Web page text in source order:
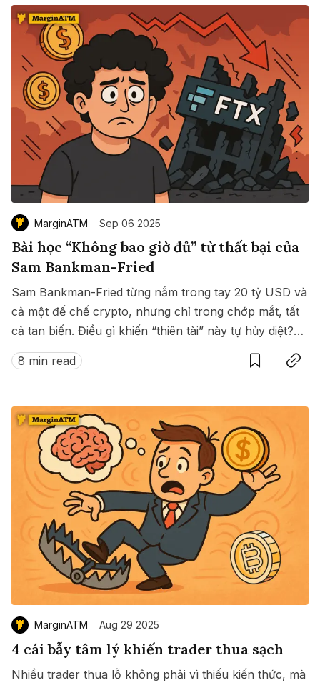
MarginATM Sep 06 2025
Bài học “Không bao giờ đủ” từ thất bại của
Sam Bankman-Fried
Sam Bankman-Fried từng nắm trong tay 20 tỷ USD và
cả một đế chế crypto, nhưng chỉ trong chớp mắt, tất
cả tan biến. Điều gì khiến “thiên tài” này tự hủy diệt?
Bài học nào ẩn sau cú sụp đổ lịch sử ấy?
8 min read
Save Copy link
MarginATM Aug 29 2025
4 cái bẫy tâm lý khiến trader thua sạch
Nhiều trader thua lỗ không phải vì thiếu kiến thức, mà